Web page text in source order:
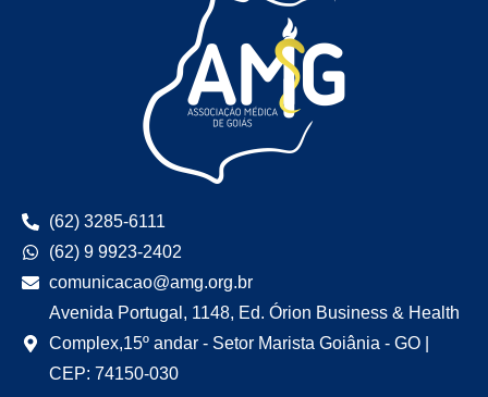
(62) 3285-6111
(62) 9 9923-2402
comunicacao@amg.org.br
Avenida Portugal, 1148, Ed. Órion Business & Health
Complex,15º andar - Setor Marista Goiânia - GO |
CEP: 74150-030